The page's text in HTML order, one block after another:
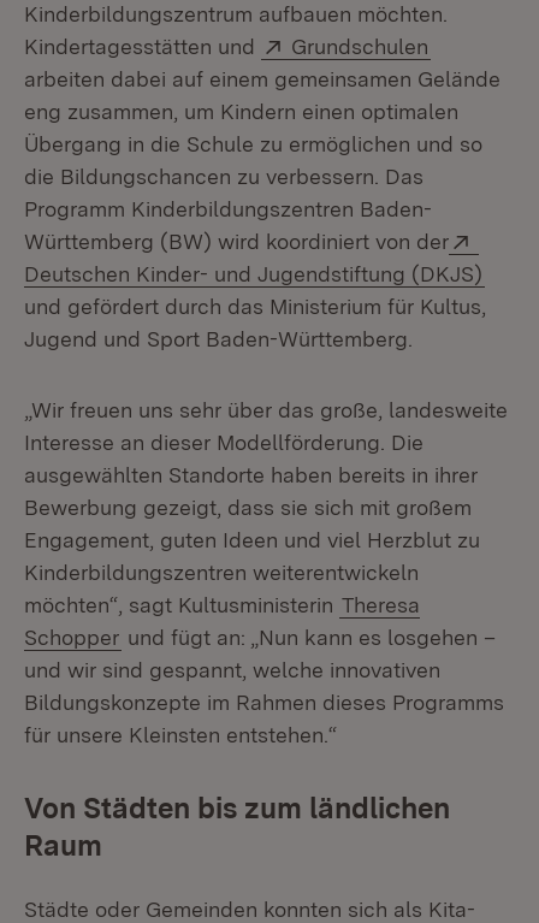
Kinderbildungszentrum aufbauen möchten.
Kindertagesstätten und
Extern:
Grundschulen
arbeiten dabei auf einem gemeinsamen Gelände
eng zusammen, um Kindern einen optimalen
Übergang in die Schule zu ermöglichen und so
die Bildungschancen zu verbessern. Das
Programm Kinderbildungszentren Baden-
Württemberg (BW) wird koordiniert von der
Deutschen Kinder- und Jugendstiftung (DKJS)
und gefördert durch das Ministerium für Kultus,
Jugend und Sport Baden-Württemberg.
„Wir freuen uns sehr über das große, landesweite
Interesse an dieser Modellförderung. Die
ausgewählten Standorte haben bereits in ihrer
Bewerbung gezeigt, dass sie sich mit großem
Engagement, guten Ideen und viel Herzblut zu
Kinderbildungszentren weiterentwickeln
möchten“, sagt Kultusministerin Theresa
Schopper und fügt an: „Nun kann es losgehen –
und wir sind gespannt, welche innovativen
Bildungskonzepte im Rahmen dieses Programms
für unsere Kleinsten entstehen.“
Von Städten bis zum ländlichen
Raum
Städte oder Gemeinden konnten sich als Kita-